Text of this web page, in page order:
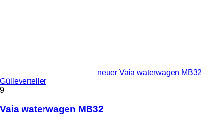
neuer Vaia waterwagen MB32
Gülleverteiler
9
Vaia waterwagen MB32